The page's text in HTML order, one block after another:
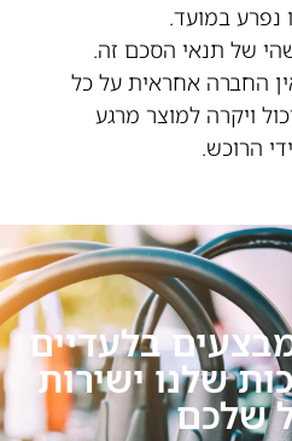
נפרע במועד.
של תנאי הסכם זה.
החברה אחראית על כל
ויקרה למוצר מרגע
הרוכש.
בלעדיים
שלנו ישירות
שלכם